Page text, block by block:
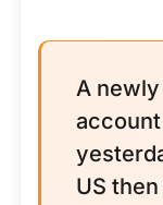
A
US